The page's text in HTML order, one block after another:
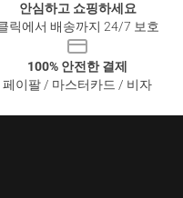
안심하고 쇼핑하세요
릭에서 배송까지 24/7 보호
100% 안전한 결제
페이팔 / 마스터카드 / 비자